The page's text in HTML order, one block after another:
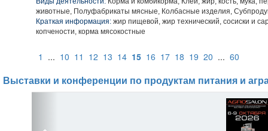
животные, Полуфабрикаты мясные, Колбасные изделия,
Краткая информация: жир пищевой, жир технический, сосиски и
копчености, корма мясокостные
1 ... 10 11 12 13 14 15 16 17 18 19 20 ... 60
Выставки и конференции по продуктам питания и